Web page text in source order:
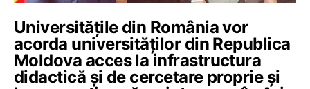
Universitățile din România vor
acorda universităților din Republica
Moldova acces la infrastructura
didactică și de cercetare proprie și